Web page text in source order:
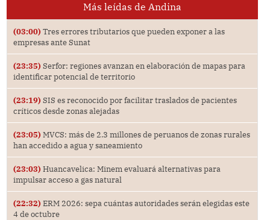
Más leídas de Andina
(03:00) Tres errores tributarios que pueden exponer a las
empresas ante Sunat
(23:35) Serfor: regiones avanzan en elaboración de mapas para
identificar potencial de territorio
(23:19) SIS es reconocido por facilitar traslados de pacientes
críticos desde zonas alejadas
(23:05) MVCS: más de 2.3 millones de peruanos de zonas rurales
han accedido a agua y saneamiento
(23:03) Huancavelica: Minem evaluará alternativas para
impulsar acceso a gas natural
(22:32) ERM 2026: sepa cuántas autoridades serán elegidas este
4 de octubre